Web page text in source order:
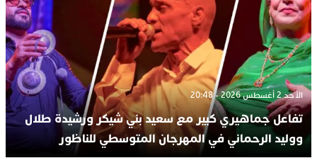
الأحد 2 أغسطس 2026 - 20:48
تفاعل جماهيري كبير مع سعيد بني شيكر ورشيدة طلال
ووليد الرحماني في المهرجان المتوسطي للناظور